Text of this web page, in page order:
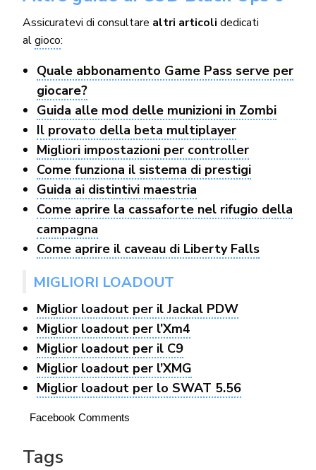
Assicuratevi di consultare altri articoli dedicati
algioco:
Quale abbonamento Game Pass serve per
giocare?
Guida alle mod delle munizioni in Zombi
Il provato della beta multiplayer
Migliori impostazioni per controller
Come funziona il sistema di prestigi
Guida ai distintivi maestria
Come aprire la cassaforte nel rifugio della
campagna
Come aprire il caveau di Liberty Falls
MIGLIORI LOADOUT
Miglior loadout per il Jackal PDW
Miglior loadout per l’Xm4
Miglior loadout per il C9
Miglior loadout per l’XMG
Miglior loadout per lo SWAT 5.56
Facebook Comments
Tags